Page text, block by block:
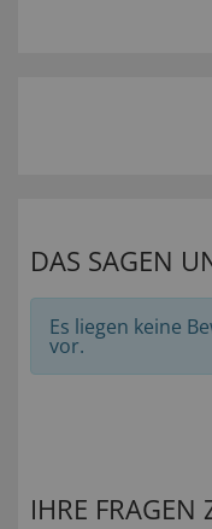
DAS SAGEN
Es liegen keine
vor.
IHRE